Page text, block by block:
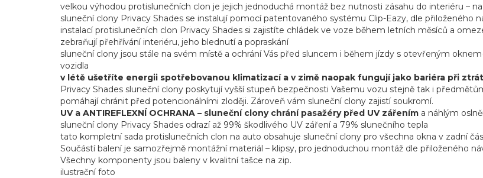
velkou výhodou protislunečních clon je jejich jednoduchá montáž bez nutnosti zásahu do interiéru –
sluneční clony Privacy Shades se instalují pomocí patentovaného systému Clip-Eazy, dle přiloženého
instalací protislunečních clon Privacy Shades si zajistíte chládek ve voze během letních měsíců a
zebraňují přehřívání interiéru, jeho blednutí a popraskání
sluneční clony jsou stále na svém místě a ochrání Vás před sluncem i během jízdy s otevřeným
vozidla
v létě ušetříte energii spotřebovanou klimatizací a v zimě naopak fungují jako bariéra při
Privacy Shades sluneční clony poskytují vyšší stupeň bezpečnosti Vašemu vozu stejně tak i
pomáhají chránit před potencionálními zloději. Zároveň vám sluneční clony zajistí soukromí.
UV a ANTIREFLEXNÍ OCHRANA – sluneční clony chrání pasažéry před UV zářením a náhlým
sluneční clony Privacy Shades odrazí až 99% škodlivého UV záření a 79% slunečního tepla
tato kompletní sada protislunečních clon na auto obsahuje sluneční clony pro všechna okna v zadní
Součástí balení je samozřejmě montážní materiál – klipsy, pro jednoduchou montáž dle přiloženého
Všechny komponenty jsou baleny v kvalitní tašce na zip.
ilustrační foto